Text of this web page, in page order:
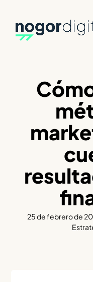
25 de febrero de